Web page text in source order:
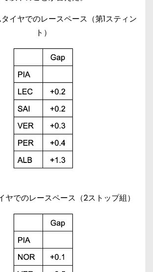
イヤでのレースペース（第1スティン
ト）
ヤでのレースペース（2ストップ組）